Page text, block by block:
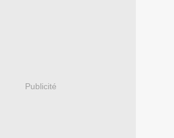
Publicité